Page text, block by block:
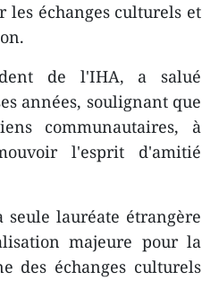
les échanges culturels et
de l'IHA, a salué
années, soulignant que
communautaires, à
l'esprit d'amitié
lauréate étrangère
majeure pour la
des échanges culturels